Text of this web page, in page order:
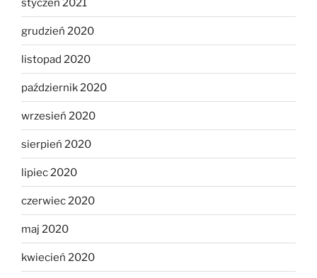
styczeń 2021
grudzień 2020
listopad 2020
październik 2020
wrzesień 2020
sierpień 2020
lipiec 2020
czerwiec 2020
maj 2020
kwiecień 2020